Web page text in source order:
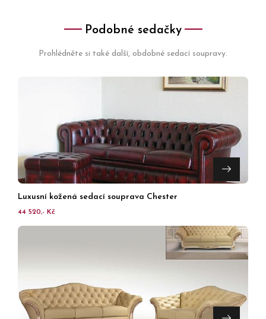
Podobné sedačky
Prohlédněte si také další, obdobné sedací soupravy.
Luxusní kožená sedací souprava Chester
44 520,- Kč